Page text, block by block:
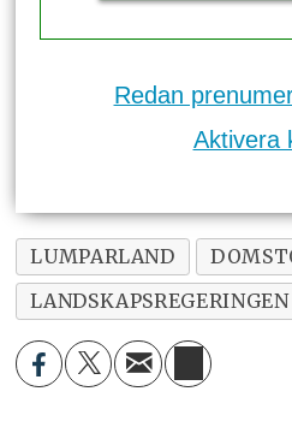
Redan
Aktivera
LUMPARLAND
LANDSKAPSREGERINGEN